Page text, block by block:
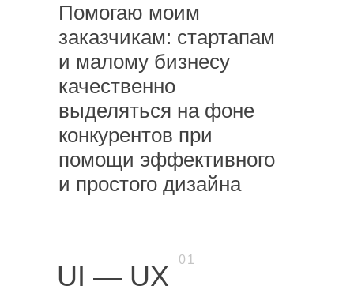
Помогаю моим
заказчикам: стартапам
и малому бизнесу
качественно
выделяться на фоне
конкурентов при
помощи эффективного
и простого дизайна
UI — UX
01